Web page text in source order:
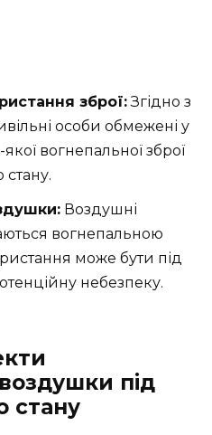
зброї:Згідно з
особи обмежені у
вогнепальної зброї
стану.
Воздушні
вогнепальною
може бути під
небезпеку.
під
стану